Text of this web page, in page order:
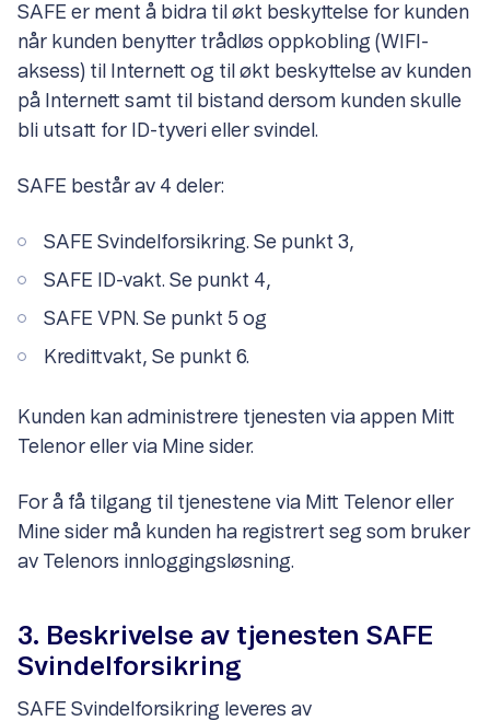
SAFE er ment å bidra til økt beskyttelse for kunden
når kunden benytter trådløs oppkobling (WIFI-
aksess) til Internett og til økt beskyttelse av kunden
på Internett samt til bistand dersom kunden skulle
bli utsatt for ID-tyveri eller svindel.
SAFE består av 4 deler:
SAFE Svindelforsikring. Se punkt 3,
SAFE ID-vakt. Se punkt 4,
SAFE VPN. Se punkt 5 og
Kredittvakt, Se punkt 6.
Kunden kan administrere tjenesten via appen Mitt
Telenor eller via Mine sider.
For å få tilgang til tjenestene via Mitt Telenor eller
Mine sider må kunden ha registrert seg som bruker
av Telenors innloggingsløsning.
3. Beskrivelse av tjenesten SAFE
Svindelforsikring
SAFE Svindelforsikring leveres av